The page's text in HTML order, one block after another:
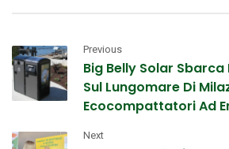
Previous
Big Belly Solar
Sul Lungomare Di
Ecocompattatori Ad
Next